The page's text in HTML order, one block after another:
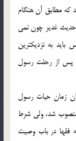
كه مطابق آن هنگام
حديث غدير چون نمى
به نزديكترين
پس از رحلت رسول
زمان حيات رسول
شد، ولى شرط
فقها در باب وصيت